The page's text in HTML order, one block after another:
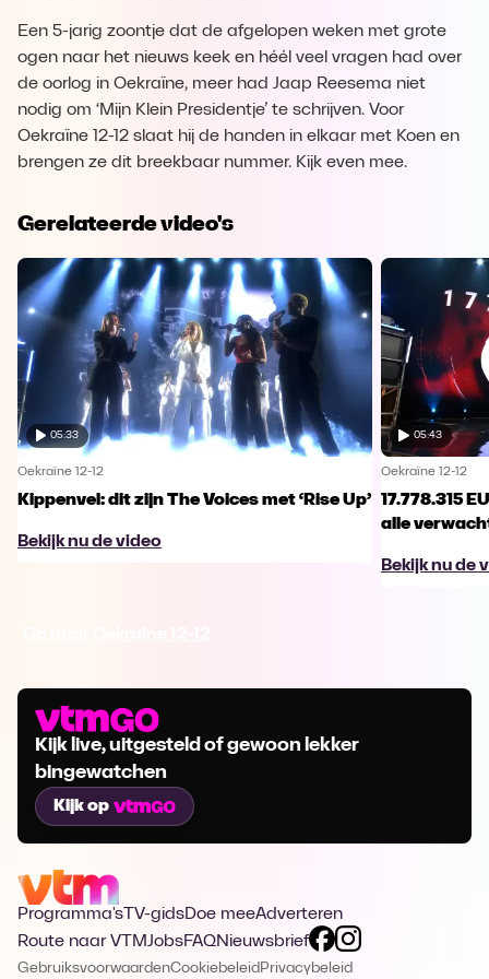
Een 5-jarig zoontje dat de afgelopen weken met grote
ogen naar het nieuws keek en héél veel vragen had over
de oorlog in Oekraïne, meer had Jaap Reesema niet
nodig om ‘Mijn Klein Presidentje’ te schrijven. Voor
Oekraïne 12-12 slaat hij de handen in elkaar met Koen en
brengen ze dit breekbaar nummer. Kijk even mee.
Gerelateerde video's
05:33
Oekraïne 12-12
Kippenvel: dit zijn The Voices met ‘Rise Up’
Bekijk nu de video
05:43
Oekraïne 12-12
17.778.315
alle
Bekijk nu de
Kijk live, uitgesteld of gewoon lekker
bingewatchen
Kijk op
Programma's TV-gidsDoe meeAdverteren
Route naar VTMJobsFAQNieuwsbrief
GebruiksvoorwaardenCookiebeleid Privacybeleid